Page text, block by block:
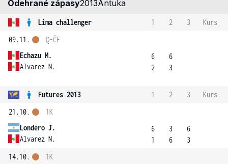
Odehrané zápasy2013Antuka
Lima challenger 1 2 3
Kurs
09.11.
Echazu M.
Alvarez N.
Q-ČF
6
2
6
3
Futures 2013 1 2 3
Kurs
21.10.
Londero J.
Alvarez N.
1K
6
1
3
6
6
3
14.10.
1K